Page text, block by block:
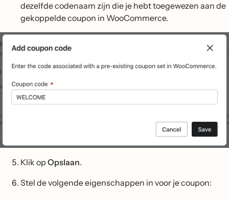
dezelfde codenaam zijn die je hebt toegewezen aan de
gekoppelde coupon in WooCommerce.
Klik op Opslaan.
Stel de volgende eigenschappen in voor je coupon: